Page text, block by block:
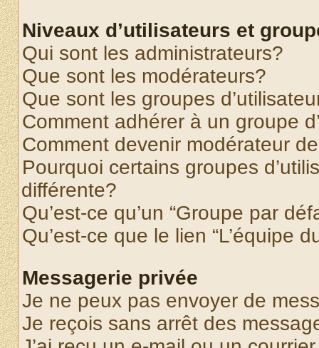
Niveaux d’utilisateurs et
Qui sont les administrateurs?
Que sont les modérateurs?
Que sont les groupes
Comment adhérer à un groupe
Comment devenir modérateur
Pourquoi certains groupes
différente?
Qu’est-ce qu’un “Groupe par
Qu’est-ce que le lien “L’équipe
Messagerie privée
Je ne peux pas envoyer de
Je reçois sans arrêt des